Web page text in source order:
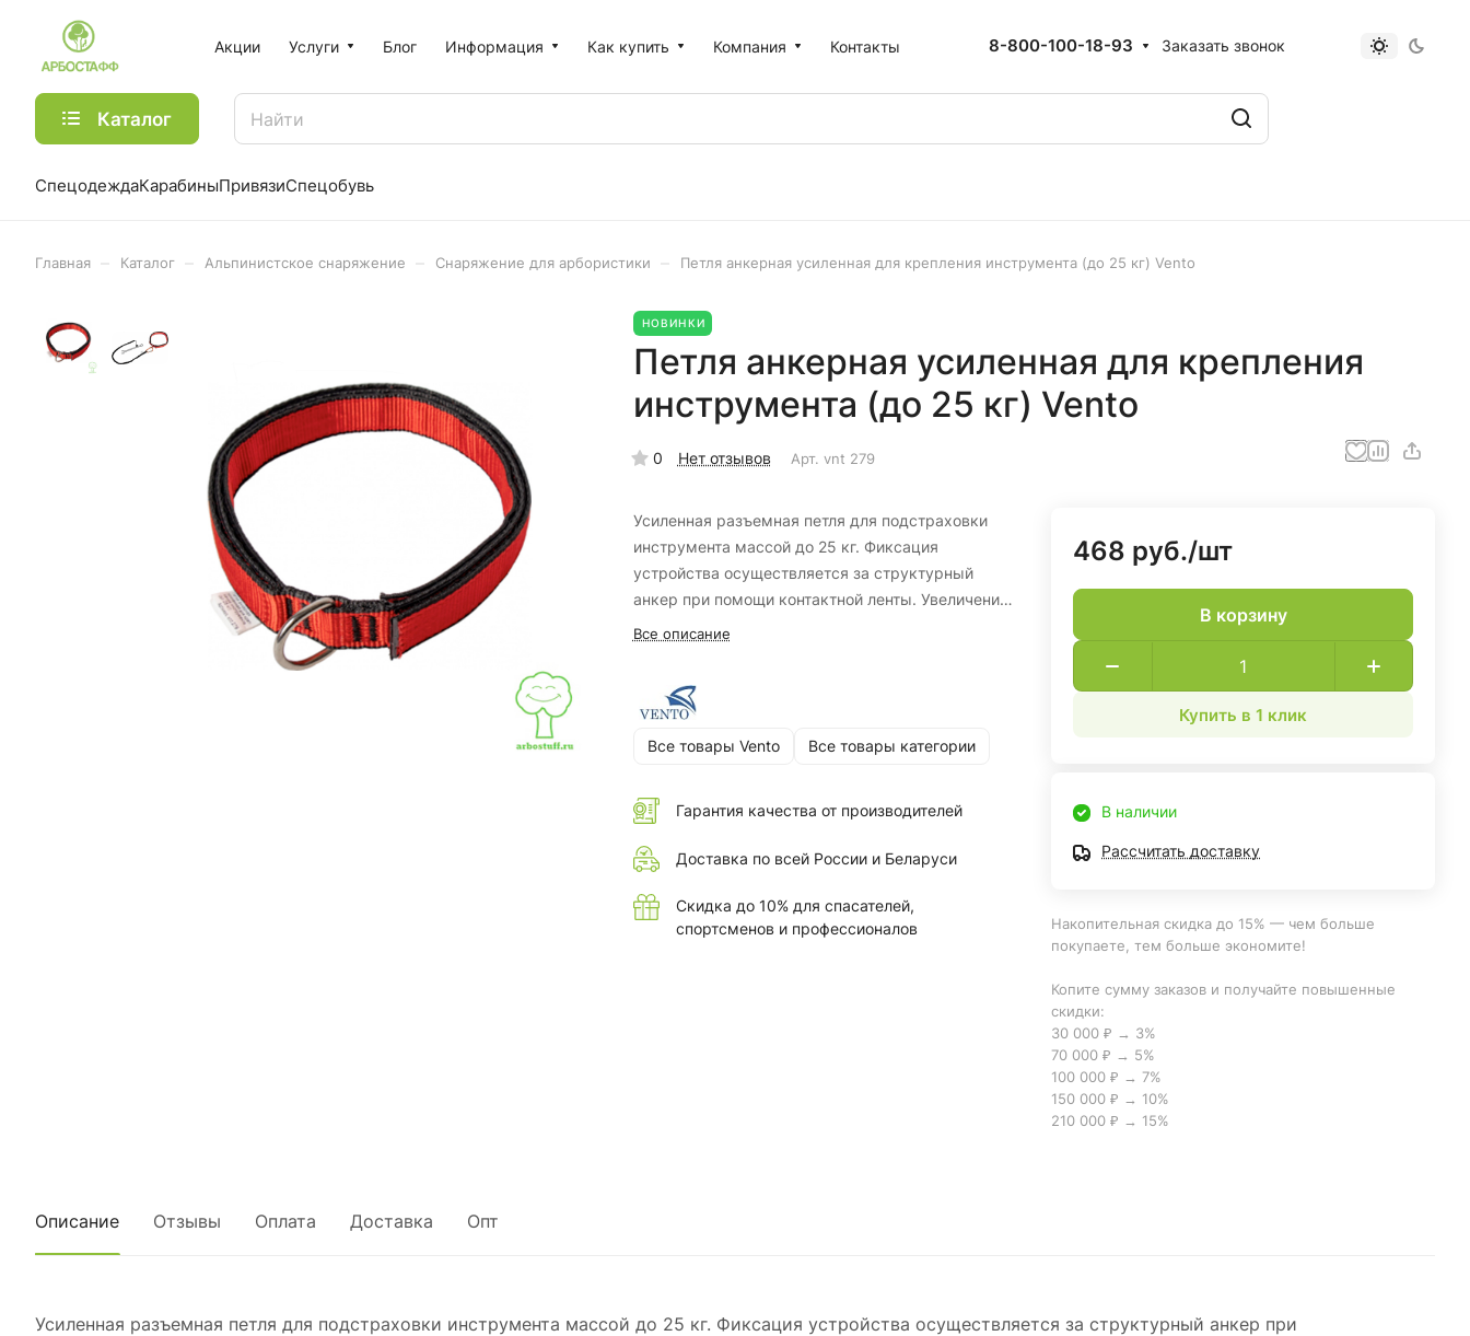
Акции Услуги Блог Информация Как купить Компания Контакты 8-800-100-18-93 Заказать звонок
Каталог
СпецодеждаКарабиныПривязиСпецобувь
Главная Каталог Альпинистское снаряжение Снаряжение для арбористики Петля анкерная усиленная для крепления инструмента (до 25 кг) Vento
НОВИНКИ
Петля анкерная усиленная для крепления
инструмента (до 25 кг) Vento
0 Нет отзывов Арт. vnt 279
Усиленная разъемная петля для подстраховки
инструмента массой до 25 кг. Фиксация
устройства осуществляется за структурный
анкер при помощи контактной ленты. Увеличение
разрешенной массы инструмента достигнуто за
Все описание
Все товары Vento Все товары категории
Гарантия качества от производителей
Доставка по всей России и Беларуси
Скидка до 10% для спасателей,
спортсменов и профессионалов
468 руб./шт
В корзину
Купить в 1 клик
В наличии
Рассчитать доставку
Накопительная скидка до 15% — чем больше
покупаете, тем больше экономите!
Копите сумму заказов и получайте повышенные
скидки:
30 000 ₽ → 3%
70 000 ₽ → 5%
100 000 ₽ → 7%
150 000 ₽ → 10%
210 000 ₽ → 15%
Описание Отзывы Оплата Доставка Опт
Усиленная разъемная петля для подстраховки инструмента массой до 25 кг. Фиксация устройства осуществляется за структурный анкер при